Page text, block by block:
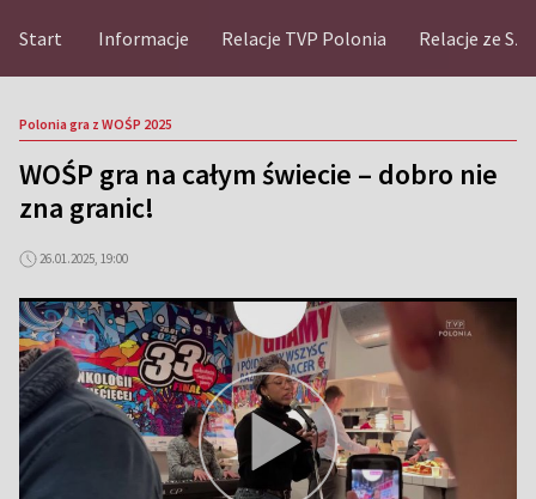
Start Informacje Relacje TVP Polonia Relacje ze
Polonia gra z WOŚP 2025
WOŚP gra na całym świecie – dobro nie
zna granic!
26.01.2025, 19:00